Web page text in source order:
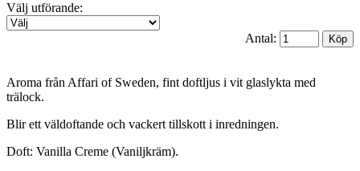
Välj utförande:
Antal:
Aroma från Affari of Sweden, fint doftljus i vit glaslykta med
trälock.
Blir ett väldoftande och vackert tillskott i inredningen.
Doft: Vanilla Creme (Vaniljkräm).